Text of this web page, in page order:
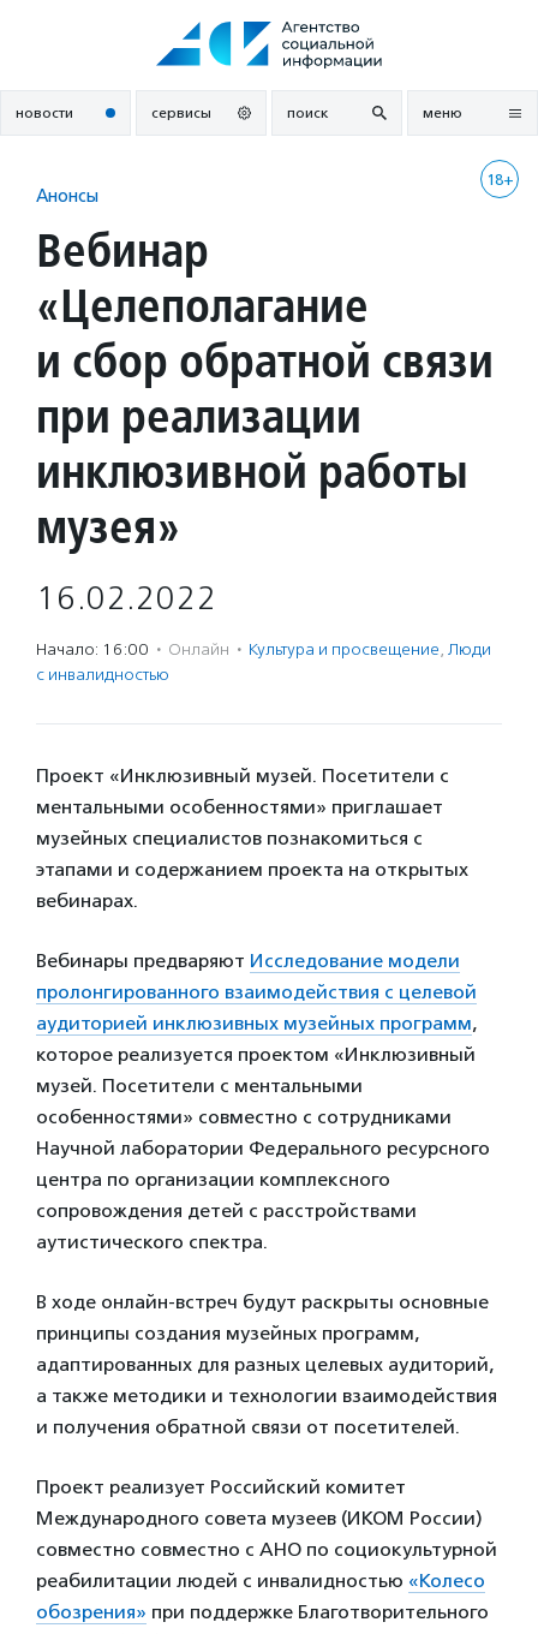
новости сервисы поиск меню
18+
Анонсы
Вебинар
«Целеполагание
и сбор обратной связи
при реализации
инклюзивной работы
музея»
16.02.2022
Начало: 16:00 · Онлайн · Культура и просвещение, Люди
с инвалидностью
Проект «Инклюзивный музей. Посетители с
ментальными особенностями» приглашает
музейных специалистов познакомиться с
этапами и содержанием проекта на открытых
вебинарах.
Вебинары предваряют Исследование модели
пролонгированного взаимодействия с целевой
аудиторией инклюзивных музейных программ,
которое реализуется проектом «Инклюзивный
музей. Посетители с ментальными
особенностями» совместно с сотрудниками
Научной лаборатории Федерального ресурсного
центра по организации комплексного
сопровождения детей с расстройствами
аутистического спектра.
В ходе онлайн-встреч будут раскрыты основные
принципы создания музейных программ,
адаптированных для разных целевых аудиторий,
а также методики и технологии взаимодействия
и получения обратной связи от посетителей.
Проект реализует Российский комитет
Международного совета музеев (ИКОМ России)
совместно совместно с АНО по социокультурной
реабилитации людей с инвалидностью «Колесо
обозрения» при поддержке Благотворительного